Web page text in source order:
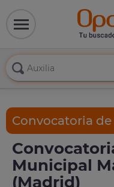
Convocatoria de
Municipal
(Madrid)